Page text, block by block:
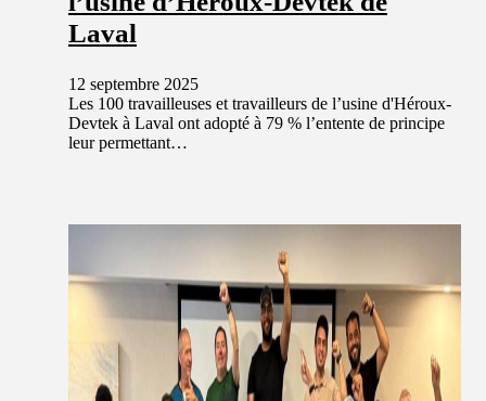
Laval
12 septembre 2025
Les 100 travailleuses et travailleurs de l’usine d'Héroux-
Devtek à Laval ont adopté à 79 % l’entente de principe
leur permettant…